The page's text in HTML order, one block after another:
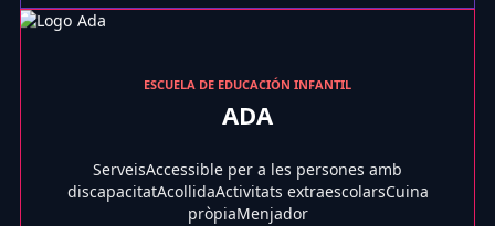
ESCUELA DE EDUCACIÓN INFANTIL
ADA
ServeisAccessible per a les persones amb
discapacitatAcollidaActivitats extraescolarsCuina
pròpiaMenjador